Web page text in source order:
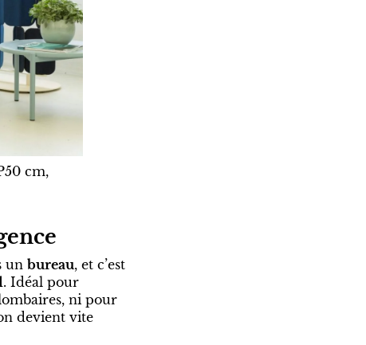
cm,
un bureau, et c’est
. Idéal pour
ni pour
devient vite